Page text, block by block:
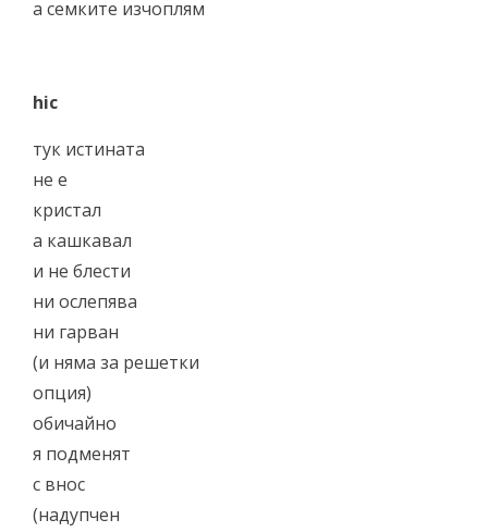
а семките изчоплям
hic
тук истината
не е
кристал
а кашкавал
и не блести
ни ослепява
ни гарван
(и няма за решетки
опция)
обичайно
я подменят
с внос
(надупчен